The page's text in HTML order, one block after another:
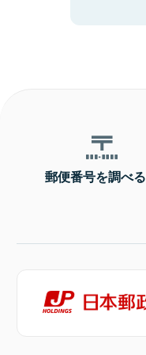
郵便番号を調べる